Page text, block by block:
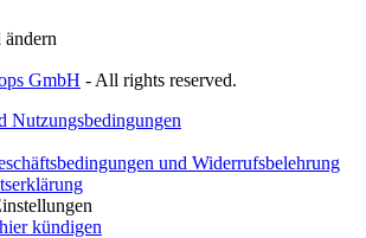
GmbH - All rights reserved.
Nutzungsbedingungen
und Widerrufsbelehrung
kündigen